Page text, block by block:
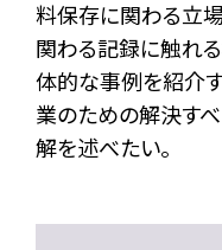
料保存に関わる立
関わる記録に触れ
体的な事例を紹介
業のための解決す
解を述べたい。